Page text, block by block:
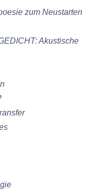
zum Neustarten
Akustische